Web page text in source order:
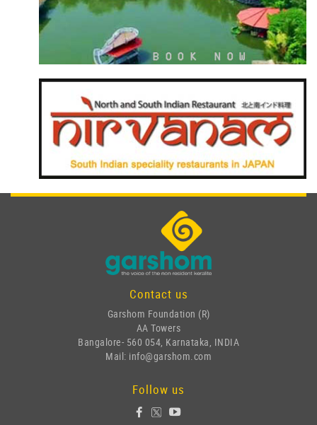
Contact us
Garshom Foundation (R)
AA Towers
Bangalore- 560 054, Karnataka, INDIA
Mail: info@garshom.com
Follow us